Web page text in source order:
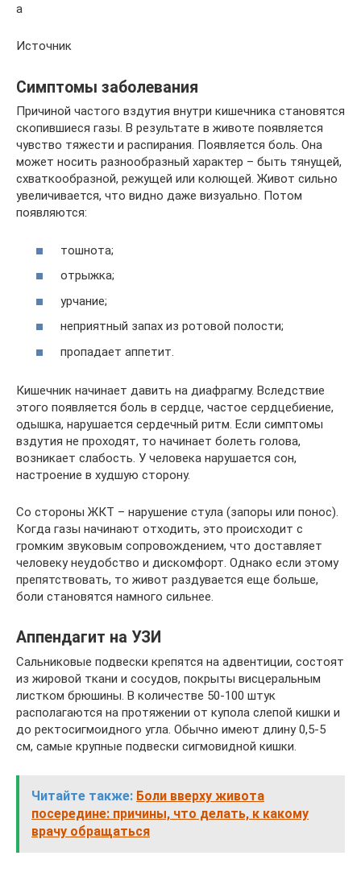
а
Источник
Симптомы заболевания
Причиной частого вздутия внутри кишечника становятся
скопившиеся газы. В результате в животе появляется
чувство тяжести и распирания. Появляется боль. Она
может носить разнообразный характер – быть тянущей,
схваткообразной, режущей или колющей. Живот сильно
увеличивается, что видно даже визуально. Потом
появляются:
тошнота;
отрыжка;
урчание;
неприятный запах из ротовой полости;
пропадает аппетит.
Кишечник начинает давить на диафрагму. Вследствие
этого появляется боль в сердце, частое сердцебиение,
одышка, нарушается сердечный ритм. Если симптомы
вздутия не проходят, то начинает болеть голова,
возникает слабость. У человека нарушается сон,
настроение в худшую сторону.
Со стороны ЖКТ – нарушение стула (запоры или понос).
Когда газы начинают отходить, это происходит с
громким звуковым сопровождением, что доставляет
человеку неудобство и дискомфорт. Однако если этому
препятствовать, то живот раздувается еще больше,
боли становятся намного сильнее.
Аппендагит на УЗИ
Сальниковые подвески крепятся на адвентиции, состоят
из жировой ткани и сосудов, покрыты висцеральным
листком брюшины. В количестве 50-100 штук
располагаются на протяжении от купола слепой кишки и
до ректосигмоидного угла. Обычно имеют длину 0,5-5
см, самые крупные подвески сигмовидной кишки.
Читайте также: Боли вверху живота
посередине: причины, что делать, к какому
врачу обращаться